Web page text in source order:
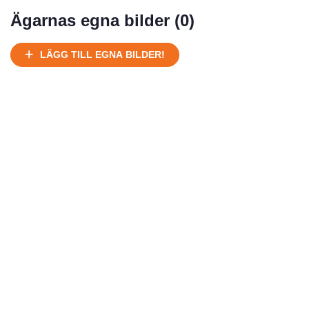
Under normalt skick, kan kräva reparation
Ägarnas egna bilder (0)
LÄGG TILL EGNA BILDER!